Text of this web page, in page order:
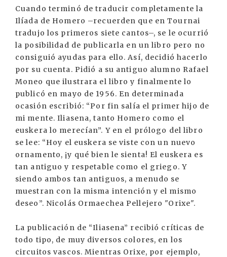
Cuando terminó de traducir completamente la
Ilíada de Homero –recuerden que en Tournai
tradujo los primeros siete cantos–, se le ocurrió
la posibilidad de publicarla en un libro pero no
consiguió ayudas para ello. Así, decidió hacerlo
por su cuenta. Pidió a su antiguo alumno Rafael
Moneo que ilustrara el libro y finalmente lo
publicó en mayo de 1956. En determinada
ocasión escribió: “Por fin salía el primer hijo de
mi mente. Iliasena, tanto Homero como el
euskera lo merecían”. Y en el prólogo del libro
se lee: “Hoy el euskera se viste con un nuevo
ornamento, ¡y qué bien le sienta! El euskera es
tan antiguo y respetable como el griego. Y
siendo ambos tan antiguos, a menudo se
muestran con la misma intención y el mismo
deseo”. Nicolás Ormaechea Pellejero "Orixe".
La publicación de “Iliasena” recibió críticas de
todo tipo, de muy diversos colores, en los
circuitos vascos. Mientras Orixe, por ejemplo,